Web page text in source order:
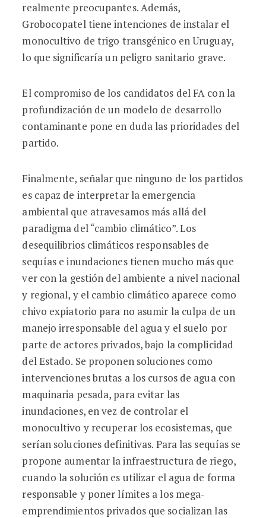
realmente preocupantes. Además,
Grobocopatel tiene intenciones de instalar el
monocultivo de trigo transgénico en Uruguay,
lo que significaría un peligro sanitario grave.
El compromiso de los candidatos del FA con la
profundización de un modelo de desarrollo
contaminante pone en duda las prioridades del
partido.
Finalmente, señalar que ninguno de los partidos
es capaz de interpretar la emergencia
ambiental que atravesamos más allá del
paradigma del “cambio climático”. Los
desequilibrios climáticos responsables de
sequías e inundaciones tienen mucho más que
ver con la gestión del ambiente a nivel nacional
y regional, y el cambio climático aparece como
chivo expiatorio para no asumir la culpa de un
manejo irresponsable del agua y el suelo por
parte de actores privados, bajo la complicidad
del Estado. Se proponen soluciones como
intervenciones brutas a los cursos de agua con
maquinaria pesada, para evitar las
inundaciones, en vez de controlar el
monocultivo y recuperar los ecosistemas, que
serían soluciones definitivas. Para las sequías se
propone aumentar la infraestructura de riego,
cuando la solución es utilizar el agua de forma
responsable y poner límites a los mega-
emprendimientos privados que socializan las